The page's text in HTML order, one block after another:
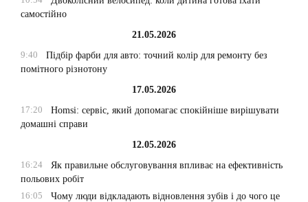
самостійно
21.05.2026
9:40
Підбір фарби для авто: точний колір для ремонту без
помітного різнотону
17.05.2026
17:20
Homsi: сервіс, який допомагає спокійніше вирішувати
домашні справи
12.05.2026
16:24
Як правильне обслуговування впливає на ефективність
польових робіт
16:05
Чому люди відкладають відновлення зубів і до чого це